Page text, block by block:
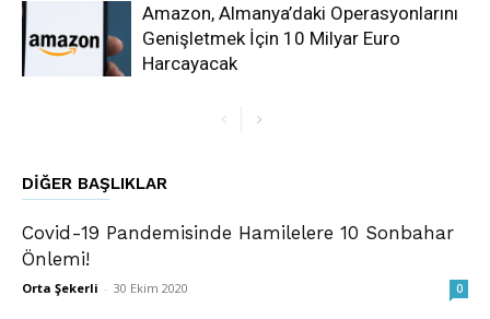
Amazon, Almanya’daki Operasyonlarını
Genişletmek İçin 10 Milyar Euro
Harcayacak
DIĞER BAŞLIKLAR
Covid-19 Pandemisinde Hamilelere 10 Sonbahar
Önlemi!
Orta Şekerli - 30 Ekim 2020 0